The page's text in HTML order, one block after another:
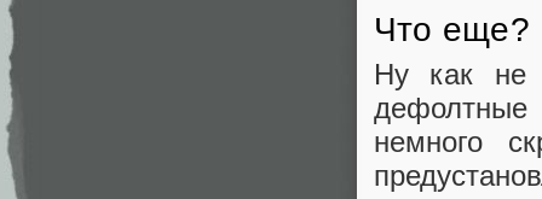
Что еще?
Ну как не
немного